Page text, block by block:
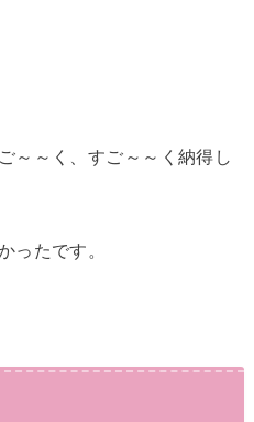
～～く、すご～～く納得し
ったです。